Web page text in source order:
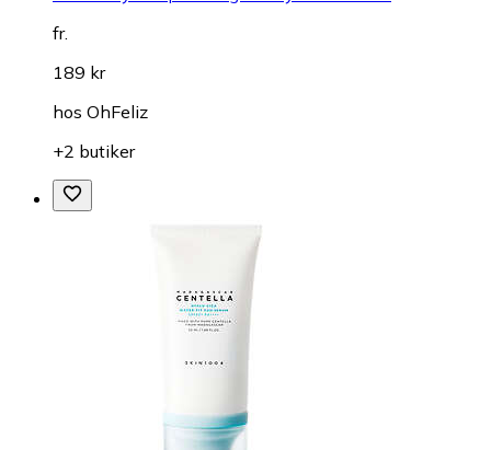
fr.
189 kr
hos OhFeliz
+2 butiker